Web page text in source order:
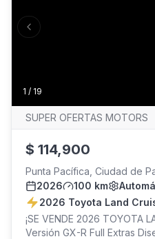
1 / 19
Previous slide
SUPER OFERTAS MOTORS
$ 114,900
Punta Pacífica, Ciudad de
2026
100 km
2026 Toyota Land
¡SE VENDE 2026 TOYOTA
Versión GX-R Full Extras